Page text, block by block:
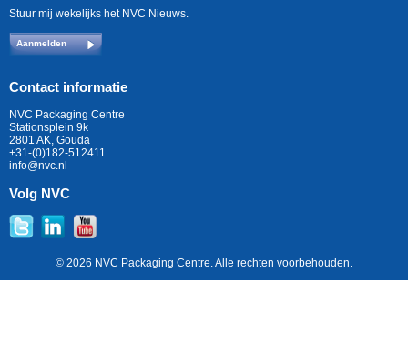
Stuur mij wekelijks het NVC Nieuws.
Aanmelden
Contact informatie
NVC Packaging Centre
Stationsplein 9k
2801 AK, Gouda
+31-(0)182-512411
info@nvc.nl
Volg NVC
© 2026 NVC Packaging Centre. Alle rechten voorbehouden.